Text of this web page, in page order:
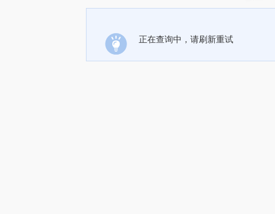
正在查询中，请刷新重试